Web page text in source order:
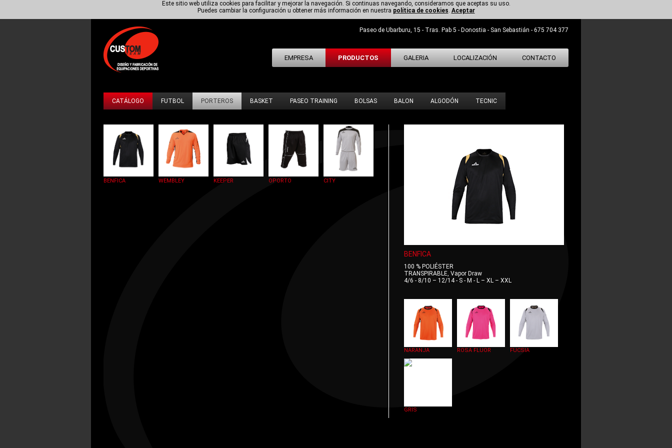
Este sitio web utiliza cookies para facilitar y mejorar la navegación. Si continuas navegando, consideramos que aceptas su uso.
Puedes cambiar la configuración u obtener más información en nuestra política de cookies. Aceptar
Paseo de Ubarburu, 15 - Tras. Pab 5 - Donostia - San Sebastián - 675 704 377
EMPRESA PRODUCTOS GALERIA LOCALIZACIÓN CONTACTO
CATÁLOGO FUTBOL PORTEROS BASKET PASEO TRAINING BOLSAS BALON ALGODÓN TECNIC
BENFICA WEMBLEY KEEPER OPORTO CITY
BENFICA
100 % POLIÉSTER
TRANSPIRABLE, Vapor Draw
4/6 - 8/10 – 12/14 - S - M - L – XL – XXL
NARANJA ROSA FLUOR FUCSIA
GRIS